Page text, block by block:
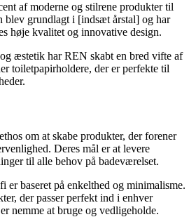
af moderne og stilrene produkter til
blev grundlagt i [indsæt årstal] og har
høje kvalitet og innovative design.
æstetik har REN skabt en bred vifte af
toiletpapirholdere, der er perfekte til
om at skabe produkter, der forener
Deres mål er at levere
til alle behov på badeværelset.
er baseret på enkelthed og minimalisme.
der passer perfekt ind i enhver
nemme at bruge og vedligeholde.